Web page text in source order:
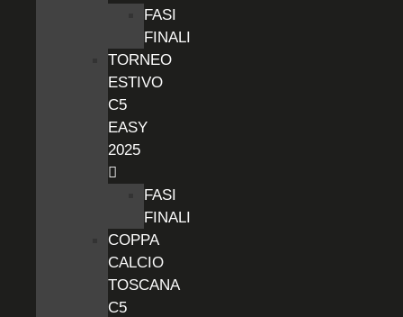
FASI
FINALI
TORNEO
ESTIVO
C5
EASY
2025
FASI
FINALI
COPPA
CALCIO
TOSCANA
C5